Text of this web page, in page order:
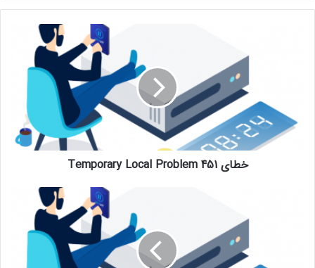
خطای 451 Temporary Local Problem